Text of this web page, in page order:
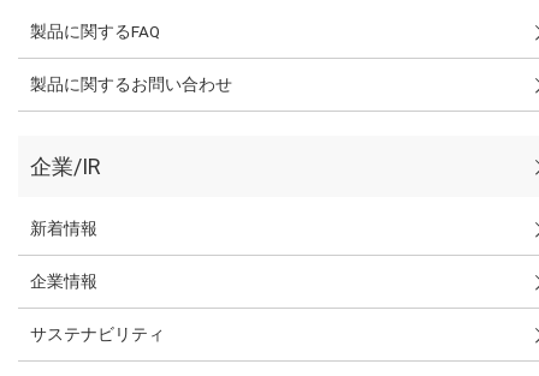
製品に関するFAQ
製品に関するお問い合わせ
企業/IR
新着情報
企業情報
サステナビリティ